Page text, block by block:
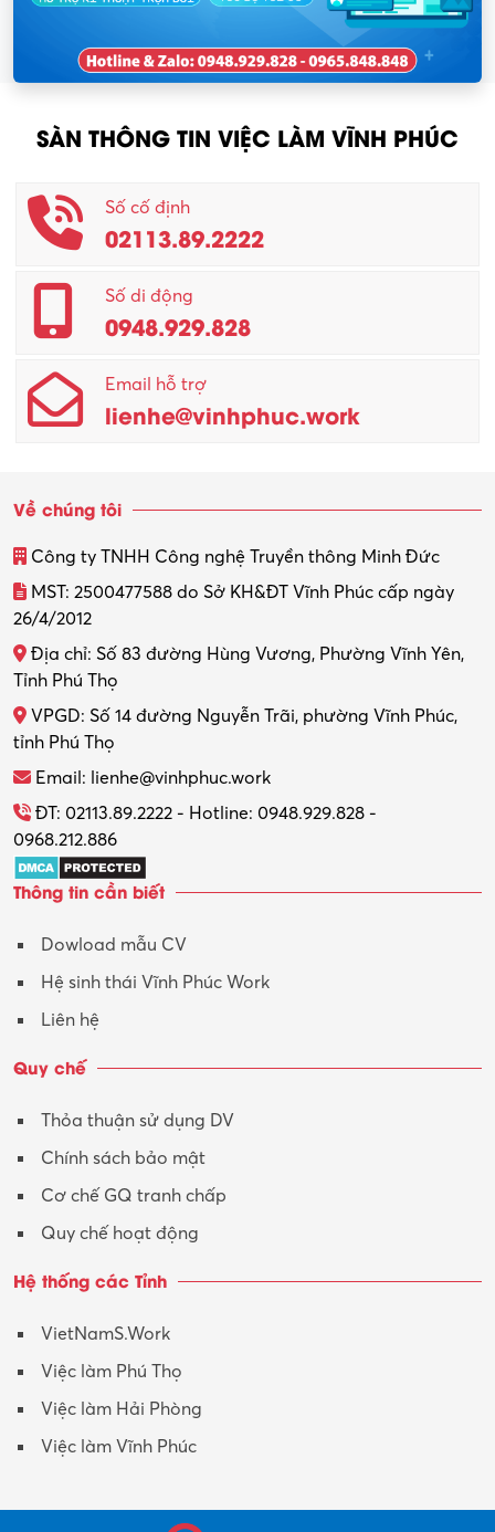
SÀN THÔNG TIN VIỆC LÀM VĨNH PHÚC
Số cố định
02113.89.2222
Số di động
0948.929.828
Email hỗ trợ
lienhe@vinhphuc.work
Về chúng tôi
Công ty TNHH Công nghệ Truyền thông Minh Đức
MST: 2500477588 do Sở KH&ĐT Vĩnh Phúc cấp ngày
26/4/2012
Địa chỉ: Số 83 đường Hùng Vương, Phường Vĩnh Yên,
Tỉnh Phú Thọ
VPGD: Số 14 đường Nguyễn Trãi, phường Vĩnh Phúc,
tỉnh Phú Thọ
Email: lienhe@vinhphuc.work
ĐT: 02113.89.2222 - Hotline: 0948.929.828 -
0968.212.886
Thông tin cần biết
Dowload mẫu CV
Hệ sinh thái Vĩnh Phúc Work
Liên hệ
Quy chế
Thỏa thuận sử dụng DV
Chính sách bảo mật
Cơ chế GQ tranh chấp
Quy chế hoạt động
Hệ thống các Tỉnh
VietNamS.Work
Việc làm Phú Thọ
Việc làm Hải Phòng
Việc làm Vĩnh Phúc